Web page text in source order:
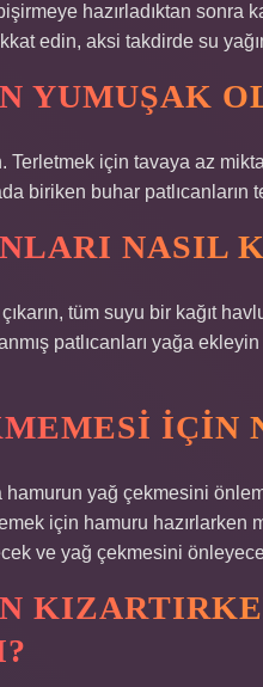
hazırladıktan sonra
edin, aksi takdirde su
YUMUŞAK
Terletmek için tavaya az
biriken buhar patlıcanların
NASIL
tüm suyu bir kağıt
patlıcanları yağa
IÇIN
hamurun yağ çekmesini
için hamuru hazırlarken
ve yağ çekmesini